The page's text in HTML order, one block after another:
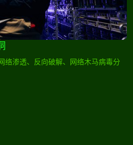
络渗透、反向破解、网络木马病毒分